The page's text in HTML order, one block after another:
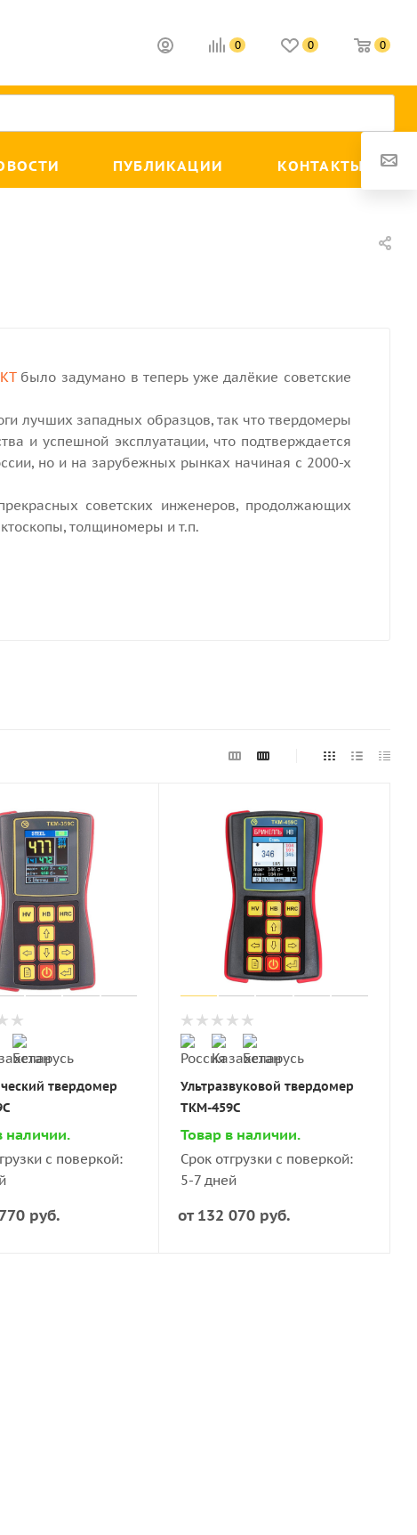
0 0 0
ПУБЛИКАЦИИ КОНТАКТЫ
было задумано в теперь уже далёкие советские
лучших западных образцов, так что твердомеры
и успешной эксплуатации, что подтверждается
но и на зарубежных рынках начиная с 2000-х
советских инженеров, продолжающих
толщиномеры и т.п.
твердомер
наличии.
с поверкой:
руб.
Ультразвуковой твердомер
ТКМ-459C
Товар в наличии.
Срок отгрузки с поверкой:
5-7 дней
от132 070 руб.